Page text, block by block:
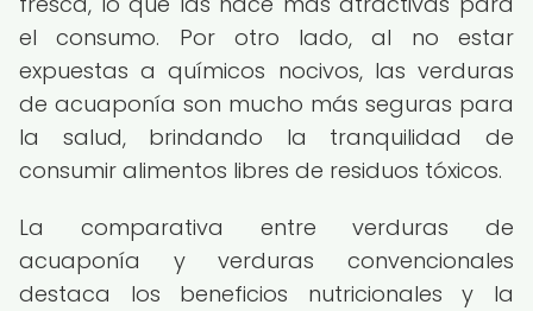
el consumo. Por otro lado, al no estar
expuestas a químicos nocivos, las verduras
de acuaponía son mucho más seguras para
la salud, brindando la tranquilidad de
consumir alimentos libres de residuos tóxicos.
La comparativa entre verduras de
acuaponía y verduras convencionales
destaca los beneficios nutricionales y la